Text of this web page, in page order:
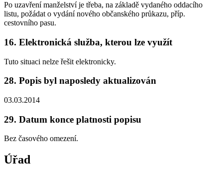
Po uzavření manželství je třeba, na základě vydaného oddacího
listu, požádat o vydání nového občanského průkazu, příp.
cestovního pasu.
16. Elektronická služba, kterou lze využít
Tuto situaci nelze řešit elektronicky.
28. Popis byl naposledy aktualizován
03.03.2014
29. Datum konce platnosti popisu
Bez časového omezení.
Úřad